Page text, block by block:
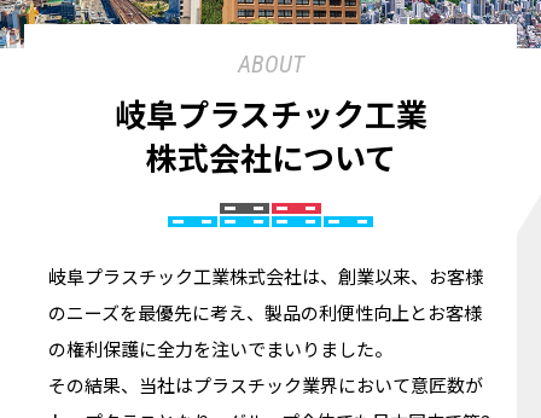
ABOUT
岐阜プラスチック工業
株式会社について
岐阜プラスチック工業株式会社は、創業以来、お客様
のニーズを最優先に考え、製品の利便性向上とお客様
の権利保護に全力を注いでまいりました。
その結果、当社はプラスチック業界において意匠数が